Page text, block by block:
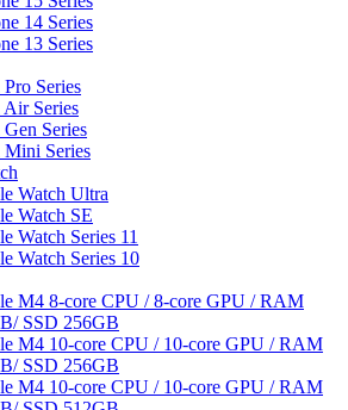
14 Series
13 Series
Pro Series
Air Series
Gen Series
Mini Series
Watch Ultra
Watch SE
Watch Series 11
Watch Series 10
M4 8-core CPU / 8-core GPU / RAM
SSD 256GB
M4 10-core CPU / 10-core GPU / RAM
SSD 256GB
M4 10-core CPU / 10-core GPU / RAM